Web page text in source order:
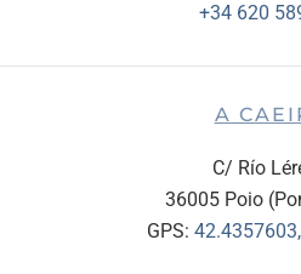
+34 620
A
C/ Río
36005 Poio
GPS: